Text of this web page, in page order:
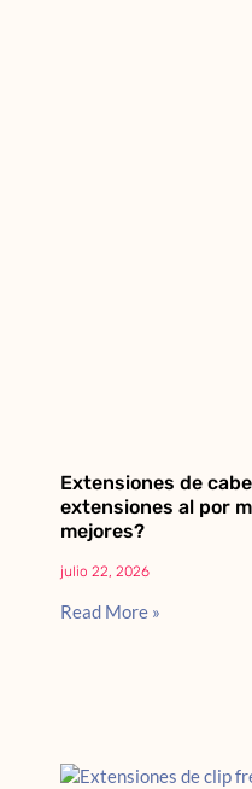
Extensiones de
extensiones al por
mejores?
julio 22, 2026
Read More »